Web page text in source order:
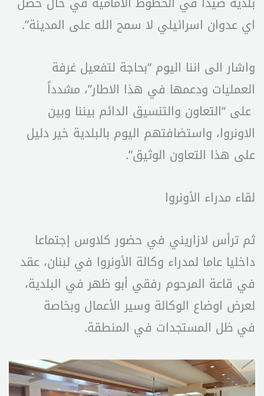
اي عدوان اسرائيلي لا سمح الله على المدينة”.
واشار الى اننا اليوم “بحاجة لتفعيل غرفة
العمليات ودعمها في هذا الاطار”، مشدداً
على “التعاون والتنسيق الدائم بيننا وبين
الاونروا، واستضافتهم اليوم بالبلدية خير دليل
على هذا التعاون الوثيق”.
لقاء مدراء الأونروا
ثم ترأس لازاريني في حضور كلاوس إجتماعا
داخليا عاما لمدراء وكالة الأونروا في لبنان، عقد
في قاعة المرحوم رفقي أبو ظهر في البلدية،
لعرض اوضاع الوكالة وسير الأعمال وبخاصة
في ظل المستجدات في المنطقة.